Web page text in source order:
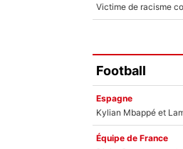
Football
Espagne
Équipe de France